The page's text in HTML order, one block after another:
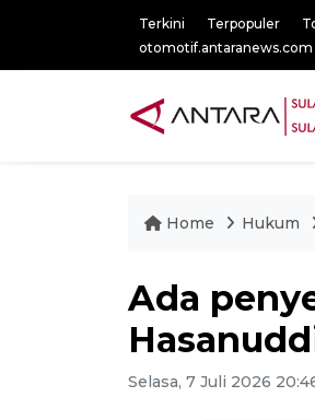
Terkini Terpopuler
otomotif.antaranews.com
Home Hukum
Ada
Selasa, 7 Juli 2026